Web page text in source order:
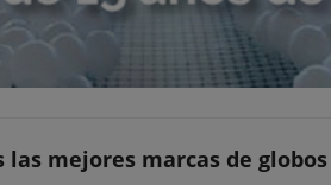
mejores marcas de